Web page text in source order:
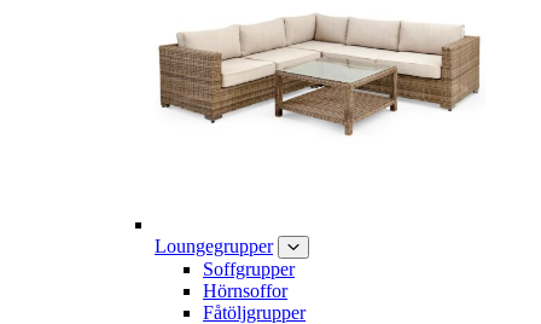
Loungegrupper
Soffgrupper
Hörnsoffor
Fåtöljgrupper